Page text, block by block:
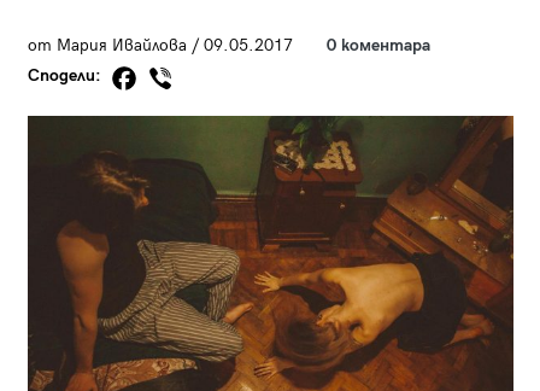
от Мария Ивайлова / 09.05.2017
0 коментара
Сподели: